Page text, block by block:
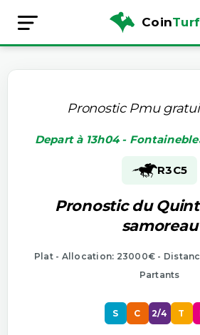
CoinTurf
Pronostic Pmu
Depart à 13h04 -
R3C5
Pronostic du
samoreau
Plat - Allocation: 23000€ -
Partants
S C 2/4 T